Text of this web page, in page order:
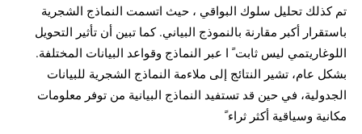
تم كذلك تحليل سلوك البواقي ، حيث اتسمت النماذج الشجرية
باستقرار أكبر مقارنة بالنموذج البياني. كما تبين أن تأثير التحويل
اللوغاريتمي ليس ثابت ً ا عبر النماذج وقواعد البيانات المختلفة.
بشكل عام، تشير النتائج إلى ملاءمة النماذج الشجرية للبيانات
الجدولية، في حين قد تستفيد النماذج البيانية من توفر معلومات
مكانية وسياقية أكثر ثراء ً